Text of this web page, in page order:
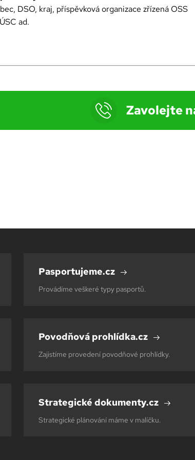
DSO, kraj, příspěvková organizace zřízená OSS
ad.
Zavolejte
Pasportujeme.cz
Provádíme veškeré typy pasportů.
Povodňová prohlídka.cz
Zajistíme provedení povodňové prohlídky.
Strategické dokumenty.cz
Strategické plánování máme v malíčku.